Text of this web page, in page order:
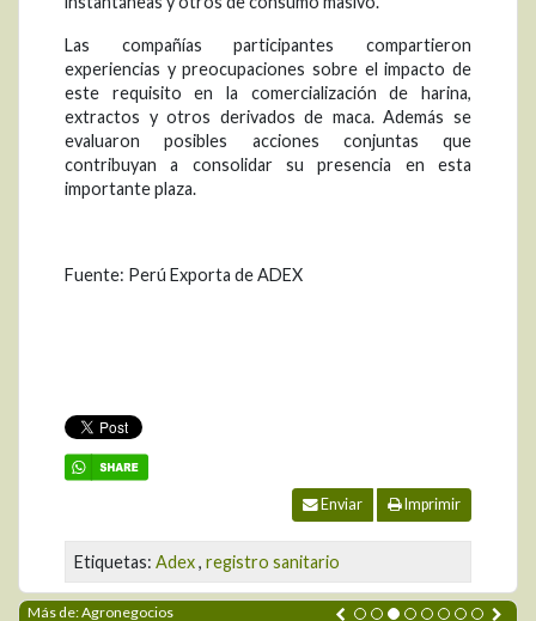
Las compañías participantes compartieron
experiencias y preocupaciones sobre el impacto de
este requisito en la comercialización de harina,
extractos y otros derivados de maca. Además se
evaluaron posibles acciones conjuntas que
contribuyan a consolidar su presencia en esta
importante plaza.
Fuente: Perú Exporta de ADEX
Enviar Imprimir
Etiquetas: Adex, registro sanitario
Más de: Agronegocios